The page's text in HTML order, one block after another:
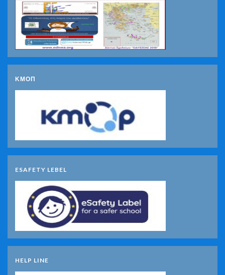
ΚΜΟΠ
ESAFETY LEBEL
HELP LINE